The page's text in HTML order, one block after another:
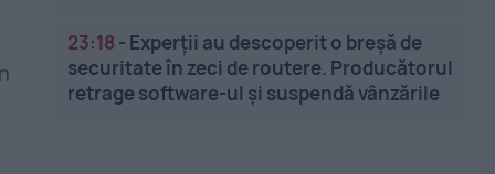
23:18 - Experții au descoperit o breșă de
securitate în zeci de routere. Producătorul
retrage software-ul și suspendă vânzările